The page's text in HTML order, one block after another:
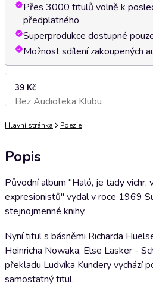
Přes 3000 titulů volně k
předplatného
Superprodukce dostupné
Možnost sdílení zakoupených
39 Kč
Bez Audioteka KlubuPřidat do košíku
Hlavní stránka Poezie
Popis
Původní album "Haló, je tady vichr,
expresionistů" vydal v roce 1969
stejnojmenné knihy.
Nyní titul s básněmi Richarda
Heinricha Nowaka, Else Lasker -
překladu Ludvíka Kundery vychází
samostatný titul.